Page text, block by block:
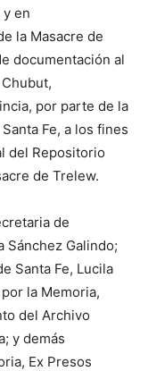
en
la Masacre de
documentación al
por parte de la
Fe, a los fines
del Repositorio
de Trelew.
de
Sánchez Galindo;
Santa Fe, Lucila
la Memoria,
del Archivo
y demás
Ex Presos